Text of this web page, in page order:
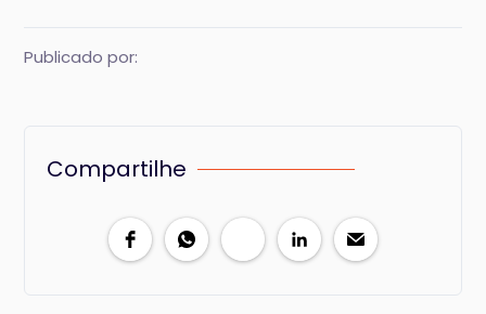
Publicado por:
Compartilhe